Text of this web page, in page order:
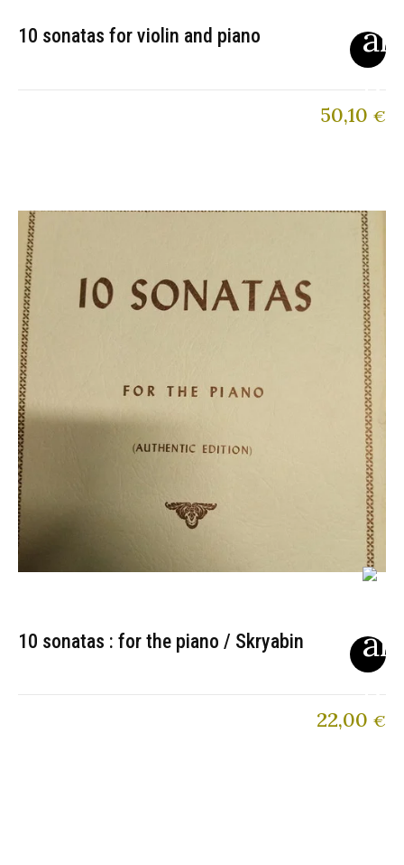
10 sonatas for violin and piano
50,10 €
10 sonatas : for the piano / Skryabin
22,00 €